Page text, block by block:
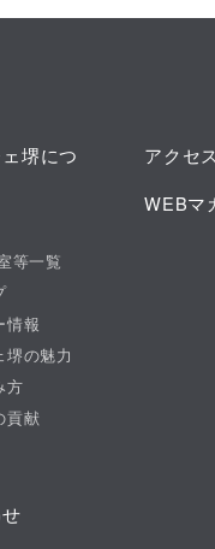
堺につ
等一覧
情報
堺の魅力
方
貢献
アクセス
WEBマ